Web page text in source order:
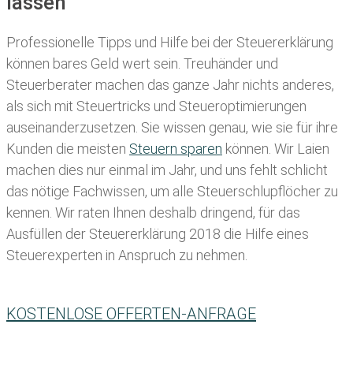
Professionelle Tipps und Hilfe bei der Steuererklärung
können bares Geld wert sein. Treuhänder und
Steuerberater machen das ganze Jahr nichts anderes,
als sich mit Steuertricks und Steueroptimierungen
auseinanderzusetzen. Sie wissen genau, wie sie für ihre
Kunden die meisten Steuern sparen können. Wir Laien
machen dies nur einmal im Jahr, und uns fehlt schlicht
das nötige Fachwissen, um alle Steuerschlupflöcher zu
kennen. Wir raten Ihnen deshalb dringend, für das
Ausfüllen der Steuererklärung 2018 die Hilfe eines
Steuerexperten in Anspruch zu nehmen.
KOSTENLOSE OFFERTEN-ANFRAGE